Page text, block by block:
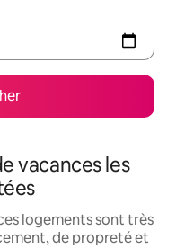
vacances les
logements sont très
de propreté et